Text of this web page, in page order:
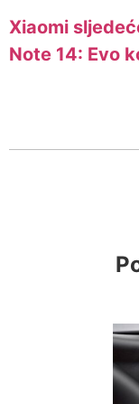
Xiaomi
Note 14: Evo